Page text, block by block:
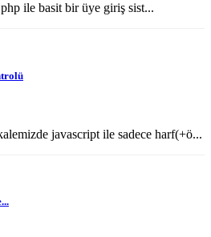
ile basit bir üye giriş sist...
javascript ile sadece harf(+ö...